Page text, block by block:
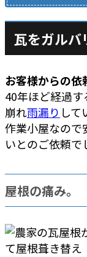
瓦をガルバ
お客様からの依
40年ほど経過
崩れ雨漏り して
作業小屋なので
いとのご依頼で
屋根の痛み。